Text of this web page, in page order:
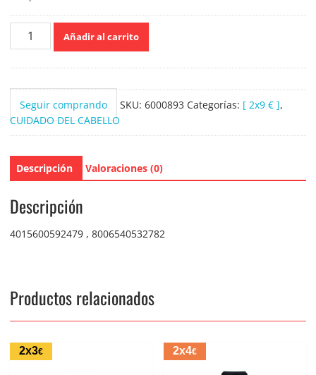
Pantene
Ampollas
y
protege
3x15ml.
cantidad
Añadir al carrito
Seguir comprando SKU: 6000893 Categorías: [ 2x9 € ],
CUIDADO DEL CABELLO
Descripción Valoraciones (0)
Descripción
4015600592479 , 8006540532782
Productos relacionados
2x3€ 2x4€